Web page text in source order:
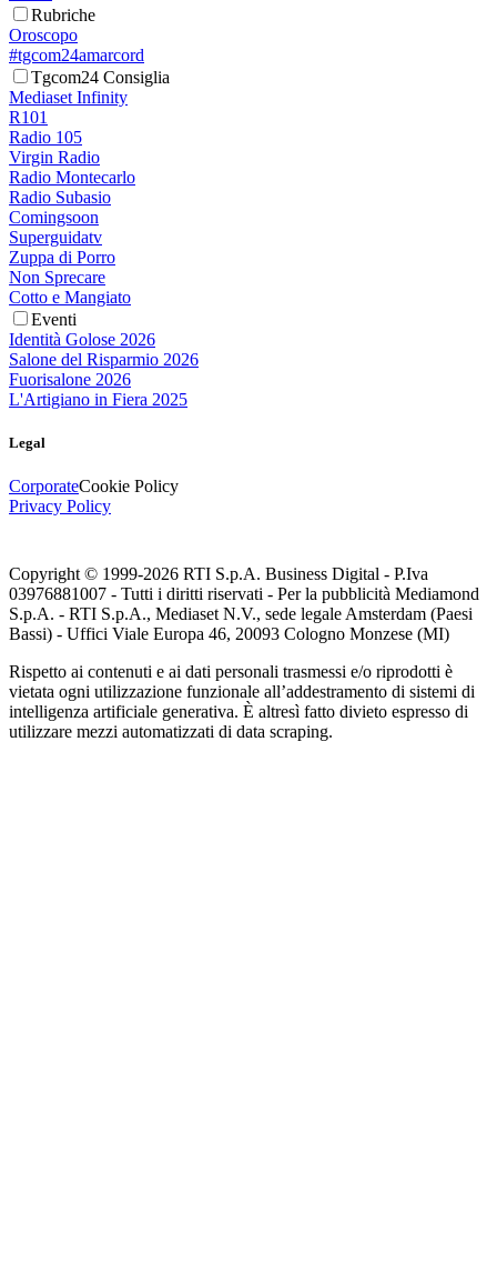
Rubriche
Oroscopo
#tgcom24amarcord
Tgcom24 Consiglia
Mediaset Infinity
R101
Radio 105
Virgin Radio
Radio Montecarlo
Radio Subasio
Comingsoon
Superguidatv
Zuppa di Porro
Non Sprecare
Cotto e Mangiato
Eventi
Identità Golose 2026
Salone del Risparmio 2026
Fuorisalone 2026
L'Artigiano in Fiera 2025
Legal
CorporateCookie Policy
Privacy Policy
Copyright © 1999-2026 RTI S.p.A. Business Digital - P.Iva
03976881007 - Tutti i diritti riservati - Per la pubblicità Mediamond
S.p.A. - RTI S.p.A., Mediaset N.V., sede legale Amsterdam (Paesi
Bassi) - Uffici Viale Europa 46, 20093 Cologno Monzese (MI)
Rispetto ai contenuti e ai dati personali trasmessi e/o riprodotti è
vietata ogni utilizzazione funzionale all’addestramento di sistemi di
intelligenza artificiale generativa. È altresì fatto divieto espresso di
utilizzare mezzi automatizzati di data scraping.